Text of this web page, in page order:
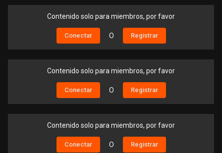
Contenido solo para miembros, por favor
Conectar O Registrar
Contenido solo para miembros, por favor
Conectar O Registrar
Contenido solo para miembros, por favor
Conectar O Registrar